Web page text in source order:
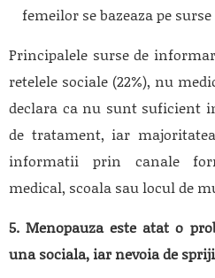
femeilor se bazeaza pe
Principalele surse de
retelele sociale (22%), nu
declara ca nu sunt suficient
de tratament, iar
informatii prin canale
medical, scoala sau locul de
5. Menopauza este atat o
una sociala, iar nevoia de